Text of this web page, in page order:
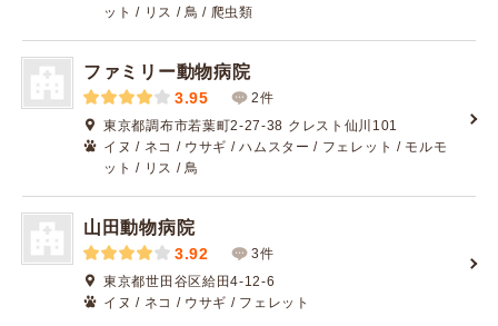
ット / リス / 鳥 / 爬虫類
ファミリー動物病院
3.95
2件
東京都調布市若葉町2-27-38 クレスト仙川101
イヌ / ネコ / ウサギ / ハムスター / フェレット / モルモ
ット / リス / 鳥
山田動物病院
3.92
3件
東京都世田谷区給田4-12-6
イヌ / ネコ / ウサギ / フェレット